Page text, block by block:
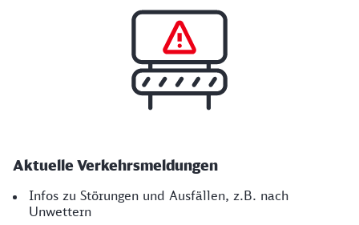
Aktuelle Verkehrs­meldungen
Infos zu Störungen und Ausfällen, z.B. nach
Unwettern